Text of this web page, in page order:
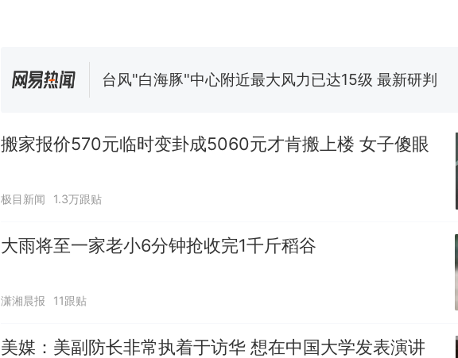
台风"白海豚"中心附近最大风力已达15级 最新研判
招聘，成立调查组全面核查
那个在床头放菜刀的女孩，因老师一句“跟我回家
搬家报价570元临时变卦成5060元才肯搬上楼 女子傻眼
极目新闻 1.3万跟贴
大雨将至一家老小6分钟抢收完1千斤稻谷
潇湘晨报 11跟贴
美媒：美副防长非常执着于访华 想在中国大学发表演讲